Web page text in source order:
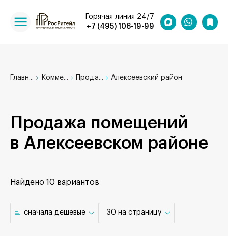
+7 (495) 106-19-99
Горячая линия 24/7
Главн... Комме... Прода... Алексеевский район
Продажа помещений
в Алексеевском районе
Найдено 10 вариантов
cначала дешевые 30 на страницу